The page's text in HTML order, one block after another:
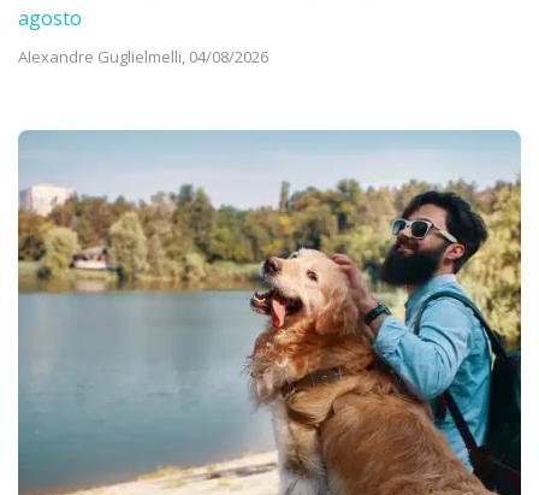
agosto
Alexandre Guglielmelli, 04/08/2026